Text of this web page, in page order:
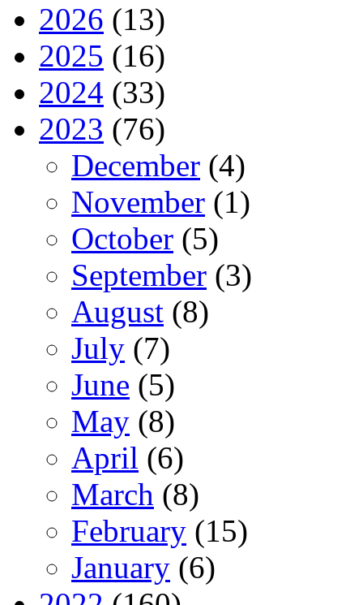
2026 (13)
2025 (16)
2024 (33)
2023 (76)
December (4)
November (1)
October (5)
September (3)
August (8)
July (7)
June (5)
May (8)
April (6)
March (8)
February (15)
January (6)